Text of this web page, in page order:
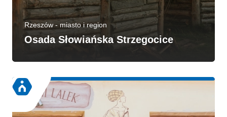
Rzeszów - miasto i region
Osada Słowiańska Strzegocice